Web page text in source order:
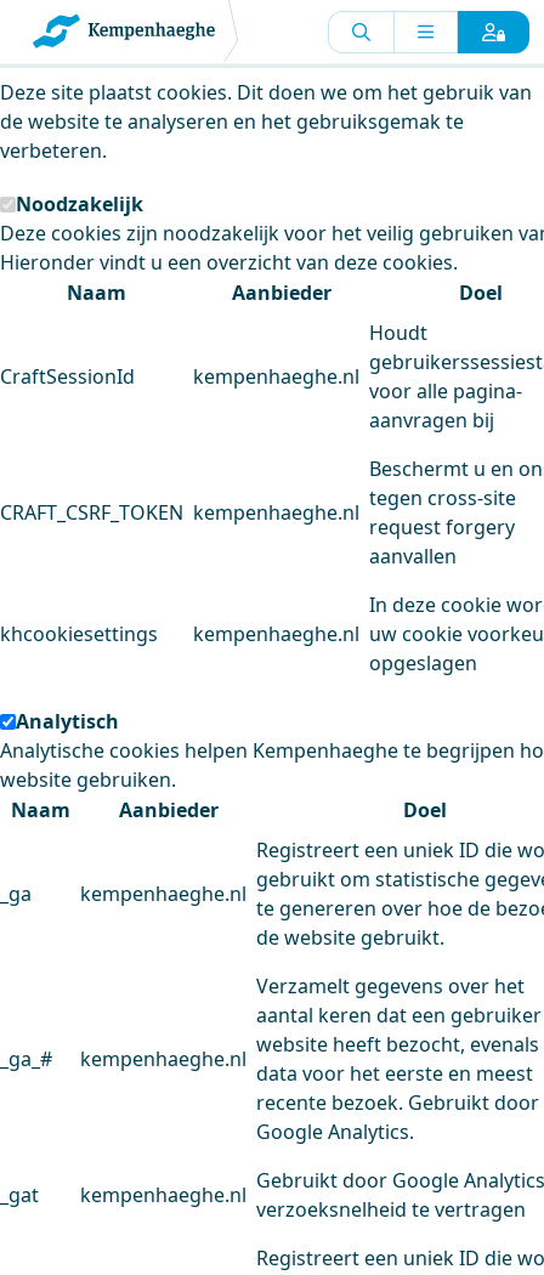
Kempenhaeghe maakt gebruik van
cookies
Deze site plaatst cookies. Dit doen we om het gebruik van
de website te analyseren en het gebruiksgemak te
verbeteren.
Noodzakelijk
Deze cookies zijn noodzakelijk voor het veilig gebruiken
Hieronder vindt u een overzicht van deze cookies.
Naam
Aanbieder Doel
CraftSessionId kempenhaeghe.nl
Houdt
voor alle pagina-
aanvragen bij
CRAFT_CSRF_TOKEN kempenhaeghe.nl
Beschermt u en
tegen cross-site
request forgery
aanvallen
khcookiesettings kempenhaeghe.nl
In deze cookie
uw cookie
opgeslagen
Analytisch
Analytische cookies helpen Kempenhaeghe te begrijpen
website gebruiken.
Naam
Aanbieder Doel
_ga kempenhaeghe.nl
Registreert een uniek ID die
gebruikt om statistische
te genereren over hoe de
de website gebruikt.
_ga_# kempenhaeghe.nl
Verzamelt gegevens over het
aantal keren dat een
website heeft bezocht, evenals
data voor het eerste en meest
recente bezoek. Gebruikt door
Google Analytics.
_gat kempenhaeghe.nl
Gebruikt door Google
verzoeksnelheid te vertragen
Registreert een uniek ID die